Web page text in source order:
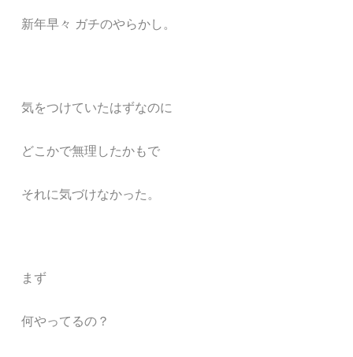
新年早々 ガチのやらかし。
気をつけていたはずなのに
どこかで無理したかもで
それに気づけなかった。
まず
何やってるの？